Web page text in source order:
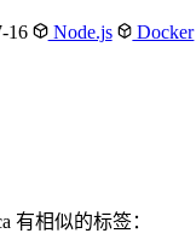
16 Node.js Docker
有相似的标签：